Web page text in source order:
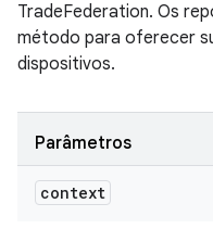
TradeFederation. Os
método para oferecer
dispositivos.
Parâmetros
context